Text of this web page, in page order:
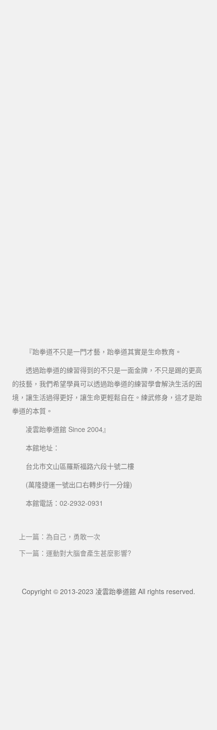
『跆拳道不只是一門才藝，跆拳道其實是生命教育。
透過跆拳道的練習得到的不只是一面金牌，不只是踢的更高
的技藝，我們希望學員可以透過跆拳道的練習學會解決生活的困
境，讓生活過得更好，讓生命更輕鬆自在。練武修身，這才是跆
拳道的本質。
凌雲跆拳道館 Since 2004』
本館地址：
台北市文山區羅斯福路六段十號二樓
(萬隆捷運一號出口右轉步行一分鐘)
本館電話：02-2932-0931
上一篇：為自己，勇敢一次
下一篇：運動對大腦會產生甚麼影響?
Copyright © 2013-2023 凌雲跆拳道館 All rights reserved.